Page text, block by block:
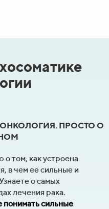
ПРОСТО О
том, как устроена
в чем ее сильные и
о самых
лечения рака.
понимать сильные